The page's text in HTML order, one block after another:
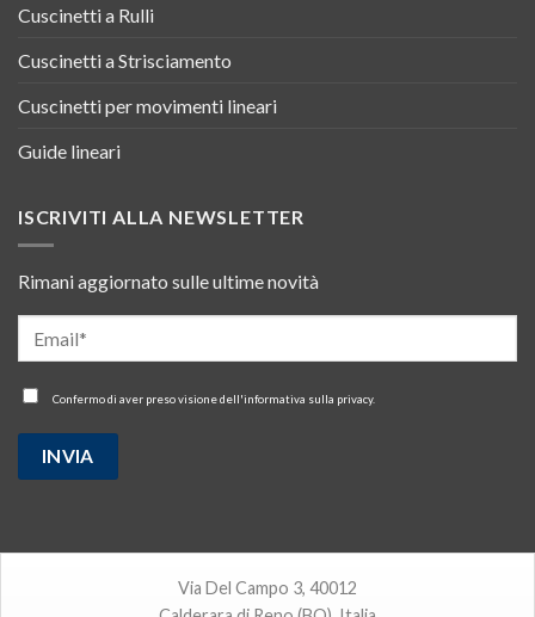
Cuscinetti a Rulli
Cuscinetti a Strisciamento
Cuscinetti per movimenti lineari
Guide lineari
ISCRIVITI ALLA NEWSLETTER
Rimani aggiornato sulle ultime novità
Confermo di aver preso visione dell'informativa sulla privacy.
Via Del Campo 3, 40012